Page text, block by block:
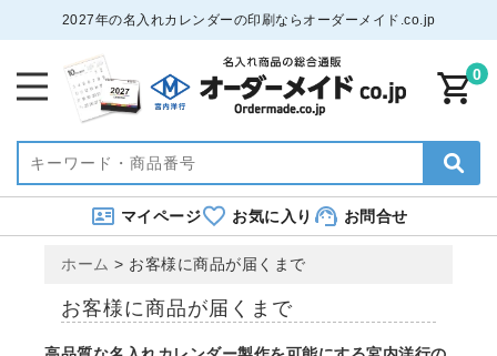
2027年の名入れカレンダーの印刷ならオーダーメイド.co.jp
0
マイページ お気に入り お問合せ
ホーム > お客様に商品が届くまで
お客様に商品が届くまで